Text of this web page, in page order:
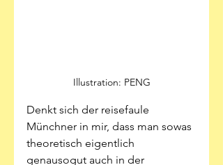
Illustration: PENG
Denkt sich der reisefaule
Münchner in mir, dass man sowas
theoretisch eigentlich
genausogut auch in der